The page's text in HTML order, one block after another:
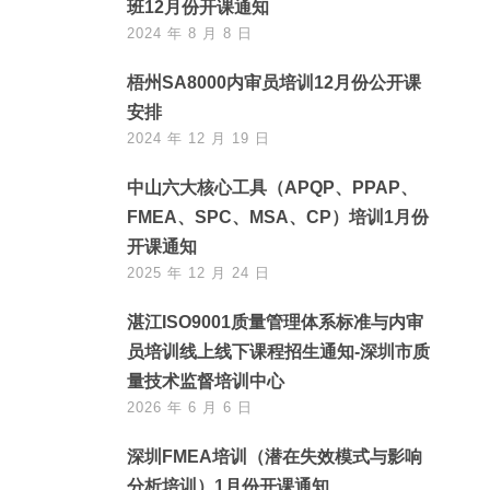
班12月份开课通知
2024 年 8 月 8 日
梧州SA8000内审员培训12月份公开课
安排
2024 年 12 月 19 日
中山六大核心工具（APQP、PPAP、
FMEA、SPC、MSA、CP）培训1月份
开课通知
2025 年 12 月 24 日
湛江ISO9001质量管理体系标准与内审
员培训线上线下课程招生通知-深圳市质
量技术监督培训中心
2026 年 6 月 6 日
深圳FMEA培训（潜在失效模式与影响
分析培训）1月份开课通知